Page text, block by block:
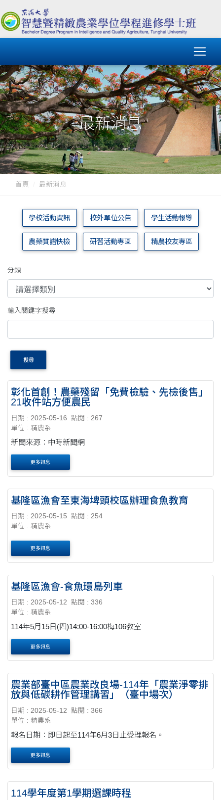
最新消息
首頁 最新消息
學校活動資訊 校外單位公告 學生活動報導
農藥質譜快檢 研習活動專區 精農校友專區
分類
輸入關鍵字搜尋
搜尋
彰化首創！農藥殘留「免費檢驗、先檢後售」
21收件站方便農民
日期 : 2025-05-16
點閱 : 267
單位 : 精農系
新聞來源：中時新聞網
更多訊息
基隆區漁會至東海埤頭校區辦理食魚教育
日期 : 2025-05-15
點閱 : 254
單位 : 精農系
更多訊息
基隆區漁會-食魚環島列車
日期 : 2025-05-12
點閱 : 336
單位 : 精農系
114年5月15日(四)14:00-16:00梅106教室
更多訊息
農業部臺中區農業改良場-114年「農業淨零排
放與低碳耕作管理講習」（臺中場次）
日期 : 2025-05-12
點閱 : 366
單位 : 精農系
報名日期：即日起至114年6月3日止受理報名。
更多訊息
114學年度第1學期選課時程